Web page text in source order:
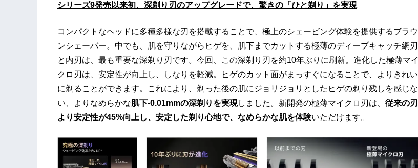
シリーズ9発売以来初、深剃り刃のアップグレードで、驚きの「ひと剃り」を実現
コンパクトなヘッドに多種多様な刃を搭載することで、極上のシェービング体験を提供するブラウ
ンシェーバー。中でも、肌を守りながらヒゲを、肌下までカットする極薄のディープキャッチ網刃
と内刃は、最も重要な深剃り刃です。今回、この深剃り刃を約10年ぶりに刷新。進化した極薄マイ
クロ刃は、安定性が向上し、しなりを軽減。ヒゲのカット面がまっすぐになることで、よりきれい
に剃ることができます。これにより、剃った後の肌にジョリジョリとしたヒゲの剃り残しを感じな
い、よりなめらかな肌下-0.01mmの深剃りを実現しました。新開発の極薄マイクロ刃は、 従来の刃
より安定性が45%向上し、安定した剃り心地で、なめらかな肌を体験いただけます。